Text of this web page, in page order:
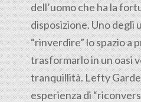
dell’uomo che ha la
disposizione. Uno degli
“rinverdire” lo spazio a
trasformarlo in un oasi
tranquillità. Lefty
esperienza di